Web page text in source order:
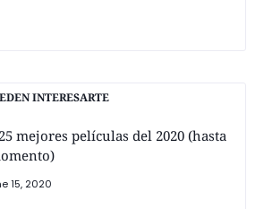
INTERESARTE
mejores películas del 2020 (hasta
15, 2020